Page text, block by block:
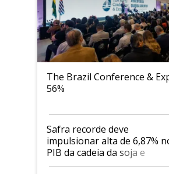
The Brazil Conference &
56%
Safra recorde deve
impulsionar alta de 6,87%
PIB da cadeia da soja e
biodiesel em 2026